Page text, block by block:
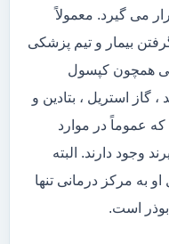
می گیرد. معمولاً
بیمار و تیم پزشکی
همچون کپسول
گاز استریل ، بتادین و
که عموماً در موارد
وجود دارند. البته
به مرکز درمانی تنها
است.